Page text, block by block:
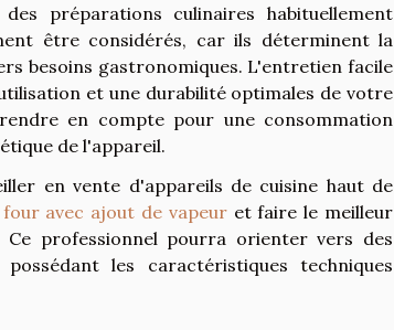
préparations culinaires habituellement
être considérés, car ils déterminent la
besoins gastronomiques. L'entretien facile
et une durabilité optimales de votre
en compte pour une consommation
de l'appareil.
en vente d'appareils de cuisine haut de
four avec ajout de vapeuret faire le meilleur
professionnel pourra orienter vers des
les caractéristiques techniques